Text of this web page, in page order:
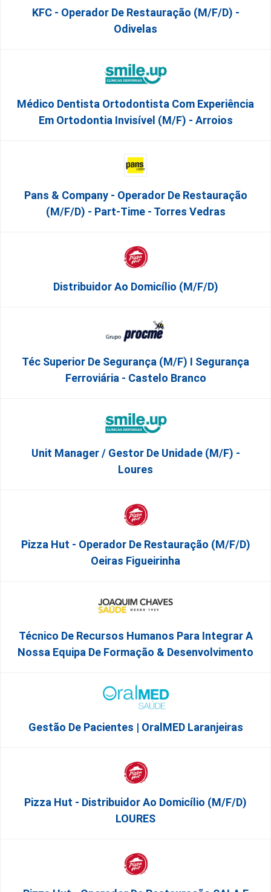
KFC - Operador De Restauração (m/f/d) -
Odivelas
Médico Dentista Ortodontista Com Experiência
Em Ortodontia Invisível (M/F) - Arroios
Pans & Company - Operador De Restauração
(m/f/d) - Part-Time - Torres Vedras
Distribuidor Ao Domicílio (m/f/d)
Téc Superior De Segurança (m/f) I Segurança
Ferroviária - Castelo Branco
Unit Manager / Gestor De Unidade (M/F) -
Loures
Pizza Hut - Operador De Restauração (m/f/d)
Oeiras Figueirinha
Técnico De Recursos Humanos Para Integrar A
Nossa Equipa De Formação & Desenvolvimento
Gestão De Pacientes | OralMED Laranjeiras
Pizza Hut - Distribuidor Ao Domicílio (m/f/d)
LOURES